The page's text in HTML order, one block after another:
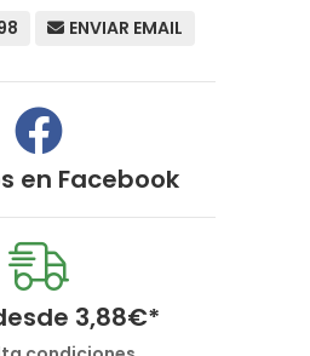
ENVIAR EMAIL
en Facebook
3,88€*